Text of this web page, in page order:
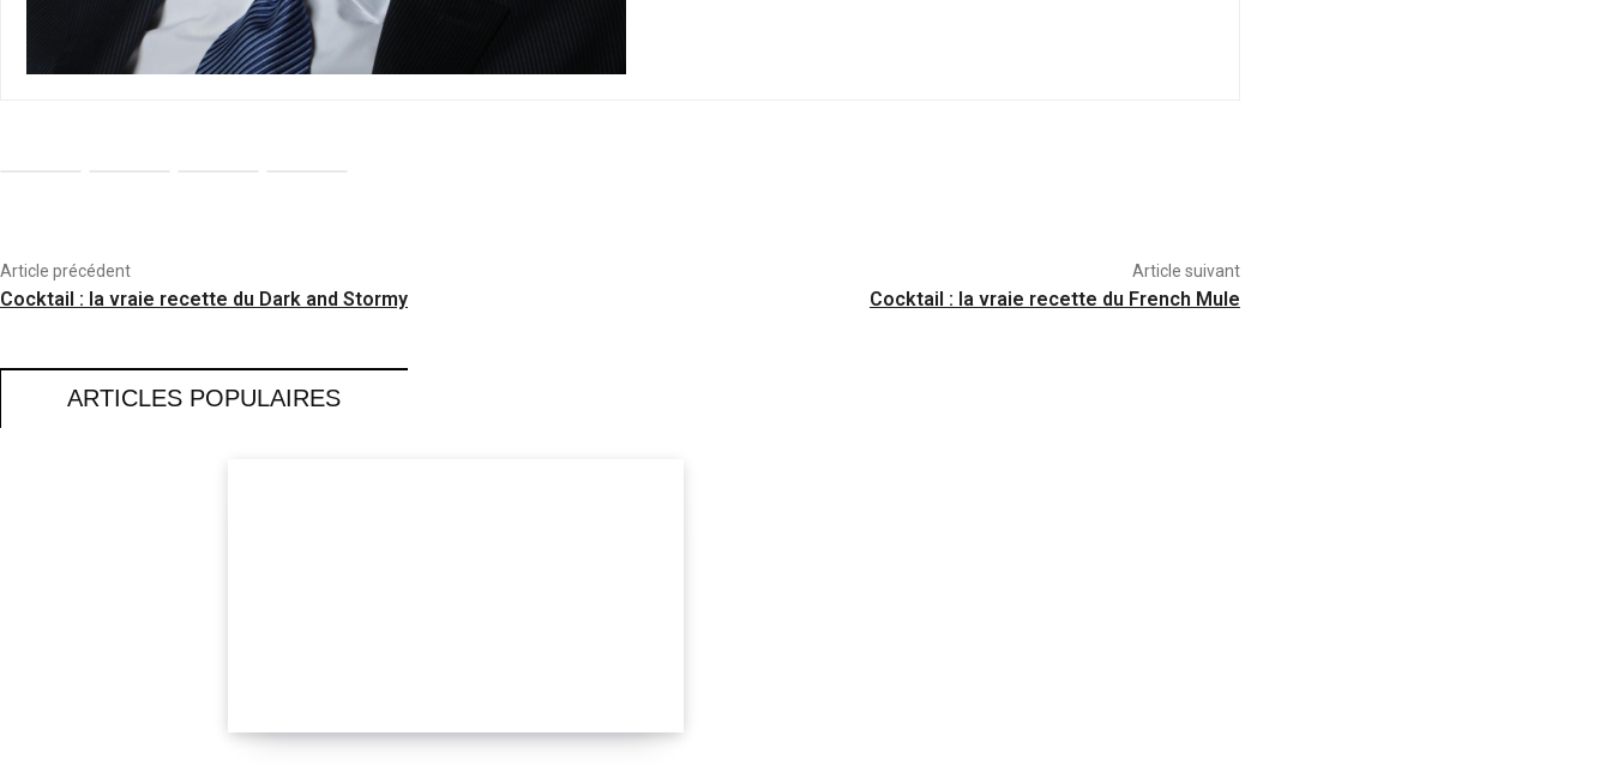
Article précédent
Cocktail : la vraie recette du Dark and Stormy
Article suivant
Cocktail : la vraie recette du French Mule
ARTICLES POPULAIRES